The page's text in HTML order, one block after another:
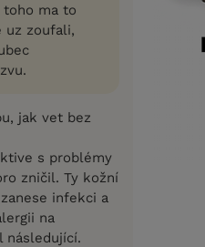
toho ma to
uz zoufali,
jak vet bez
s problémy
zničil. Ty kožní
infekci a
na
následující.